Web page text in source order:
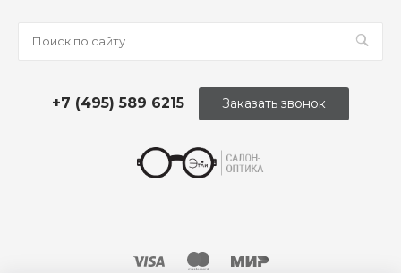
+7 (495) 589 6215 Заказать звонок